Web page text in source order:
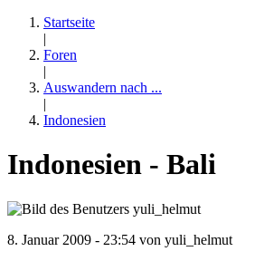
Startseite
|
Foren
|
Auswandern nach ...
|
Indonesien
Indonesien - Bali
8. Januar 2009 - 23:54 von yuli_helmut